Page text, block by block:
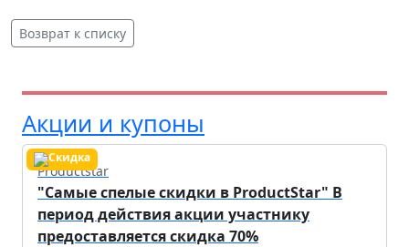
Возврат к списку
Акции и купоны
Productstar
"Самые спелые скидки в ProductStar" В
период действия акции участнику
предоставляется скидка 70%